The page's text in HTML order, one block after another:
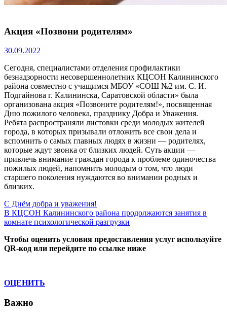
Акция «Позвони родителям»
30.09.2022
Сегодня, специалистами отделения профилактики
безнадзорности несовершеннолетних КЦСОН Калининского
района совместно с учащимся МБОУ «СОШ №2 им. С. И.
Подгайнова г. Калининска, Саратовской области» была
организована акция «Позвоните родителям!», посвященная
Дню пожилого человека, празднику Добра и Уважения.
Ребята распространяли листовки среди молодых жителей
города, в которых призывали отложить все свои дела и
вспомнить о самых главных людях в жизни — родителях,
которые ждут звонка от близких людей. Суть акции —
привлечь внимание граждан города к проблеме одиночества
пожилых людей, напомнить молодым о том, что люди
старшего поколения нуждаются во внимании родных и
близких.
Навигация
по
записям
Previous
Post:
С Днём добра и уважения!
Next
Post:
В КЦСОН Калининского района продолжаются занятия в
комнате психологической разгрузки
Чтобы оценить условия предоставления услуг используйте
QR-код или перейдите по ссылке ниже
ОЦЕНИТЬ
Важно